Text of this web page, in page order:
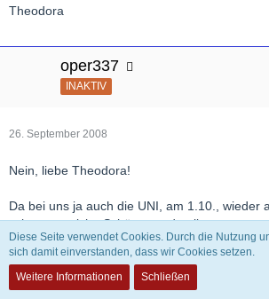
Theodora
oper337
INAKTIV
26. September 2008
Nein, liebe Theodora!
Da bei uns ja auch die UNI, am 1.10., wieder
schauen welche Schätze es da gibt,
aber in Wien werden die sehr selten verborgt,
der UNI anhören, aber da habe ich leider
Seminare, und für Prüfungen zu lernen.
Diese Seite verwendet Cookies. Durch die Nutzung
sich damit einverstanden, dass wir Cookies setzen.
Weitere Informationen
Schließen